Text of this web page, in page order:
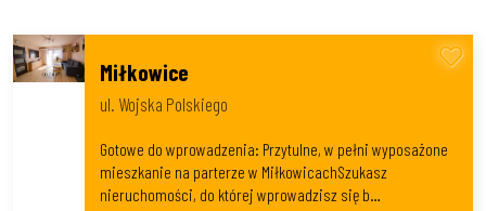
Miłkowice
ul. Wojska Polskiego
Gotowe do wprowadzenia: Przytulne, w pełni wyposażone
mieszkanie na parterze w MiłkowicachSzukasz
nieruchomości, do której wprowadzisz się b…